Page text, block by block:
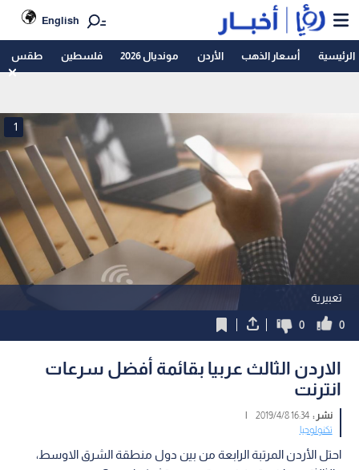
English
الرئيسية أسعار الذهب الأردن مونديال 2026 فلسطين طقس
تعبيرية
1
0
0
الاردن الثالث عربيا بقائمة أفضل سرعات
انترنت
نشر :16:34 2019/4/8
|
تكنولوجيا
احتل الأردن المرتبة الرابعة من بين دول منطقة الشرق الاوسط،